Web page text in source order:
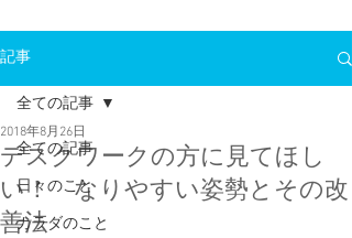
記事
全ての記事
日々のこと
カラダのこと
全ての記事
デスクワークの方に見てほし
い！ なりやすい姿勢とその改
善法
2018年8月26日